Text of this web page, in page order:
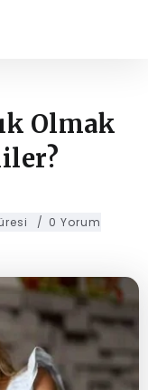
Olmak
0 Yorum